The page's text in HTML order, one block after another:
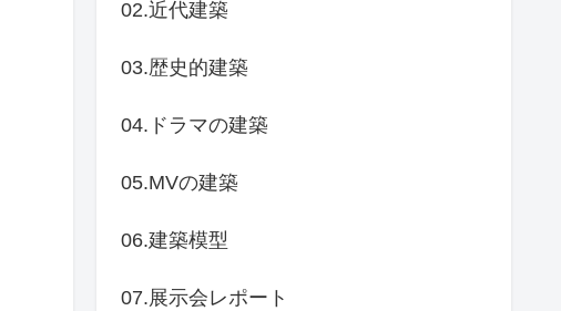
02.近代建築
03.歴史的建築
04.ドラマの建築
05.MVの建築
06.建築模型
07.展示会レポート